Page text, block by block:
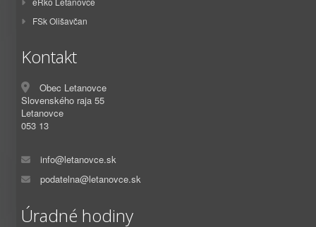
FSk Olišavčan
Kontakt
Obec Letanovce
Slovenského raja 55
Letanovce
053 13
info@letanovce.sk
podatelna@letanovce.sk
Úradné hodiny